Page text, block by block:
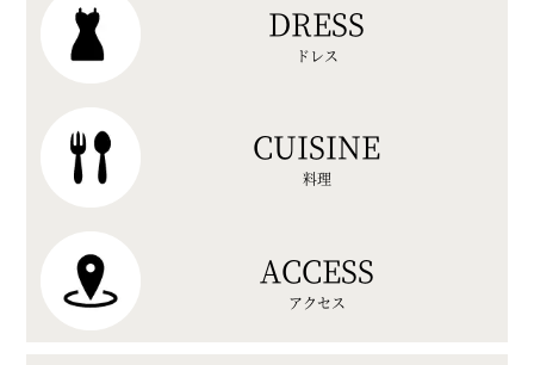
DRESS
ドレス
CUISINE
料理
ACCESS
アクセス